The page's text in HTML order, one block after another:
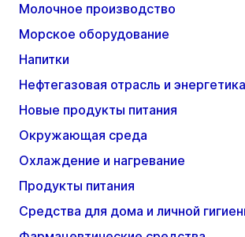
Молочное производство
Морское оборудование
Напитки
Нефтегазовая отрасль и энергетика
Новые продукты питания
Окружающая среда
Охлаждение и нагревание
Продукты питания
Средства для дома и личной